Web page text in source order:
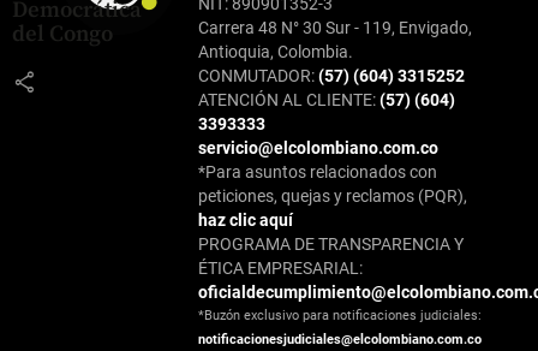
Democrática
del Congo
share
Carrera 48 N° 30 Sur - 119, Envigado,
Antioquia, Colombia.
CONMUTADOR:(57) (604) 3315252
ATENCIÓN AL CLIENTE:(57) (604)
3393333
servicio@elcolombiano.com.co
*Para asuntos relacionados con
peticiones, quejas y reclamos (PQR),
haz clic aquí
PROGRAMA DE TRANSPARENCIA Y
ÉTICA EMPRESARIAL:
*Buzón exclusivo para notificaciones judiciales:
notificacionesjudiciales@elcolombiano.com.co